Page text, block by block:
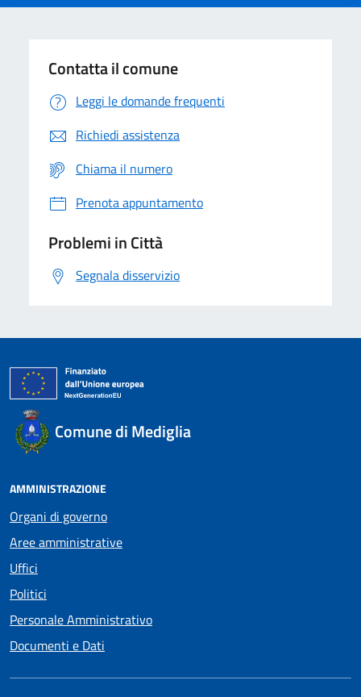
Contatta il comune
Leggi le domande frequenti
Richiedi assistenza
Chiama il numero
Prenota appuntamento
Problemi in Città
Segnala disservizio
Comune di Mediglia
AMMINISTRAZIONE
Organi di governo
Aree amministrative
Uffici
Politici
Personale Amministrativo
Documenti e Dati